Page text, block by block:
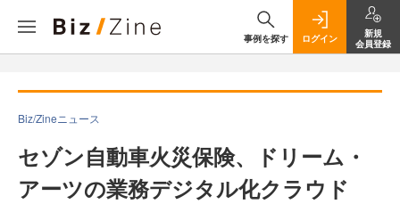
事例を探す ログイン
新規
会員登録
Biz/Zineニュース
セゾン自動車火災保険、ドリーム・
アーツの業務デジタル化クラウド